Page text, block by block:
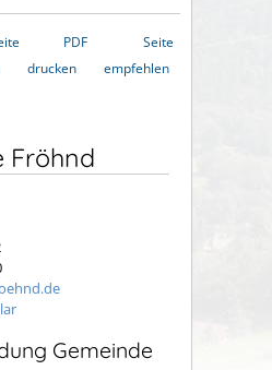
PDF
drucken
Seite
empfehlen
Fröhnd
Gemeinde